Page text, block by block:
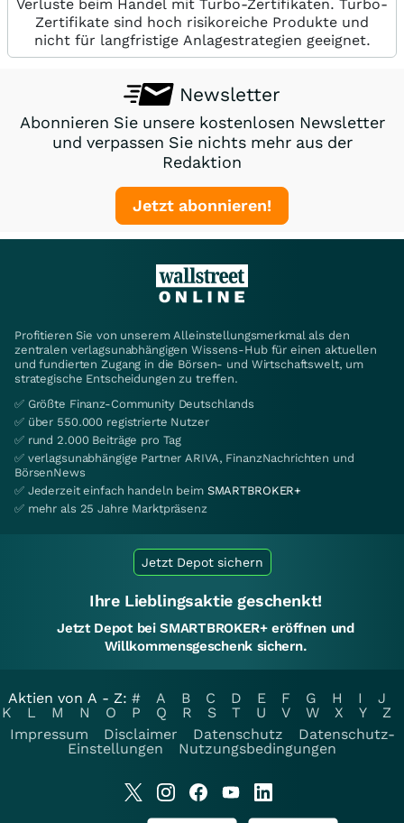
Verluste beim Handel mit Turbo-Zertifikaten. Turbo-
Zertifikate sind hoch risikoreiche Produkte und
nicht für langfristige Anlagestrategien geeignet.
Newsletter
Abonnieren Sie unsere kostenlosen Newsletter
und verpassen Sie nichts mehr aus der
Redaktion
Jetzt abonnieren!
Profitieren Sie von unserem Alleinstellungsmerkmal als den
zentralen verlagsunabhängigen Wissens-Hub für einen aktuellen
und fundierten Zugang in die Börsen- und Wirtschaftswelt, um
strategische Entscheidungen zu treffen.
✅ Größte Finanz-Community Deutschlands
✅ über 550.000 registrierte Nutzer
✅ rund 2.000 Beiträge pro Tag
✅ verlagsunabhängige Partner ARIVA, FinanzNachrichten und
BörsenNews
✅ Jederzeit einfach handeln beim SMARTBROKER+
✅ mehr als 25 Jahre Marktpräsenz
Jetzt Depot sichern
Ihre Lieblingsaktie geschenkt!
Jetzt Depot bei SMARTBROKER+ eröffnen und
Willkommensgeschenk sichern.
Aktien von A - Z: # A B C D E F G H I
J
K
L M N O P Q R S T U V W X Y
Z
Impressum
Disclaimer Datenschutz
Datenschutz-
Einstellungen
Nutzungsbedingungen